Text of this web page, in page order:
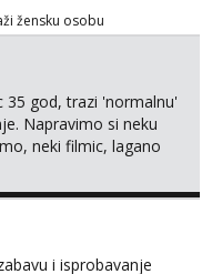
žensku osobu
35 god, trazi 'normalnu'
Napravimo si neku
neki filmic, lagano
iznutra. Bucke se
i dobra, za sve
i isprobavanje